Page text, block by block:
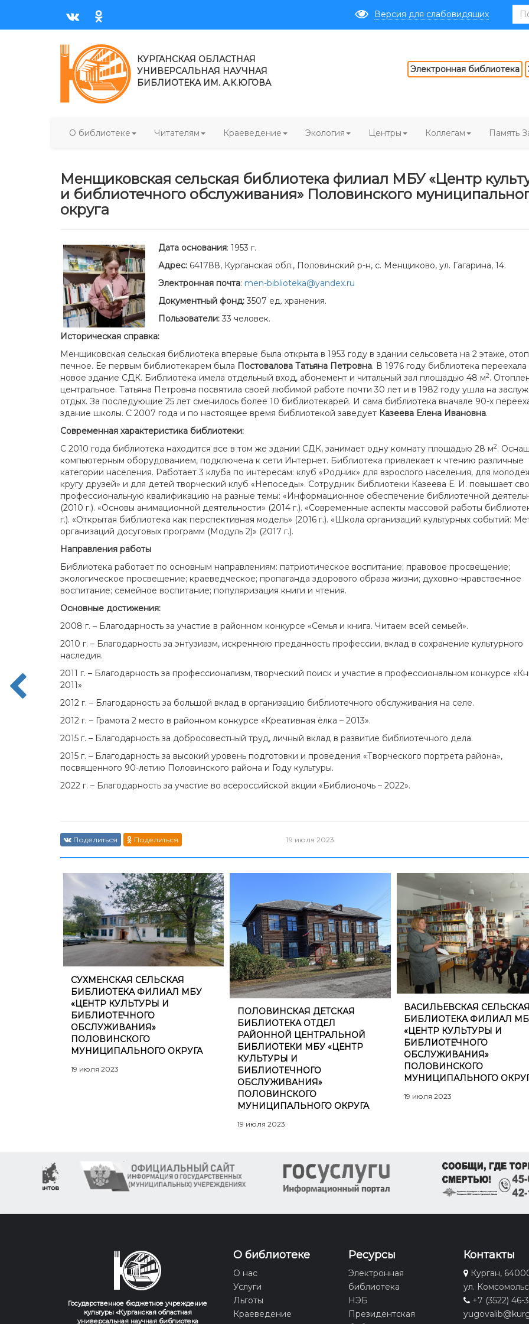
Версия для слабовидящих
КУРГАНСКАЯ ОБЛАСТНАЯ
УНИВЕРСАЛЬНАЯ НАУЧНАЯ
БИБЛИОТЕКА ИМ. А.К.ЮГОВА
Электронная библиотека
О библиотеке Читателям Краеведение Экология Центры Коллегам Память
​Менщиковская сельская библиотека филиал МБУ «Центр
и библиотечного обслуживания» Половинского
округа
Дата основания: 1953 г.
Адрес:641788, Курганская обл., Половинский р-н, с. Менщиково, ул. Гагарина, 14.
Электронная почта: men-biblioteka@yandex.ru
Документный фонд:3507 ед. хранения.
Пользователи:33 человек.
Историческая справка:
Менщиковская сельская библиотека впервые была открыта в 1953 году в здании сельсовета на 2 этаже,
печное. Ее первым библиотекарем была Постовалова Татьяна Петровна. В 1976 году библиотека переехала
новое здание СДК. Библиотека имела отдельный вход, абонемент и читальный зал площадью 48 м2.
центральное. Татьяна Петровна посвятила своей любимой работе почти 30 лет и в 1982 году ушла на
отдых. За последующие 25 лет сменилось более 10 библиотекарей. И сама библиотека вначале 90-х
здание школы. С 2007 года и по настоящее время библиотекой заведует Казеева Елена Ивановна.
Современная характеристика библиотеки:
С 2010 года библиотека находится все в том же здании СДК, занимает одну комнату площадью 28 м2.
компьютерным оборудованием, подключена к сети Интернет. Библиотека привлекает к чтению различные
категории населения. Работает 3 клуба по интересам: клуб «Родник» для взрослого населения, для
кругу друзей» и для детей творческий клуб «Непоседы». Сотрудник библиотеки Казеева Е. И. повышает
профессиональную квалификацию на разные темы: «Информационное обеспечение библиотечной
(2010 г.). «Основы анимационной деятельности» (2014 г.). «Современные аспекты массовой работы
г.). «Открытая библиотека как перспективная модель» (2016 г.). «Школа организаций культурных событий:
организаций досуговых программ (Модуль 2)» (2017 г.).
Направления работы
Библиотека работает по основным направлениям: патриотическое воспитание; правовое просвещение;
экологическое просвещение; краеведческое; пропаганда здорового образа жизни; духовно-нравственное
воспитание; семейное воспитание; популяризация книги и чтения.
Основные достижения:
2008 г. – Благодарность за участие в районном конкурсе «Семья и книга. Читаем всей семьей».
2010 г. – Благодарность за энтузиазм, искреннюю преданность профессии, вклад в сохранение культурного
наследия.
2011 г. – Благодарность за профессионализм, творческий поиск и участие в профессиональном конкурсе
2011»
2012 г. – Благодарность за большой вклад в организацию библиотечного обслуживания на селе.
2012 г. – Грамота 2 место в районном конкурсе «Креативная ёлка – 2013».
2015 г. – Благодарность за добросовестный труд, личный вклад в развитие библиотечного дела.
2015 г. – Благодарность за высокий уровень подготовки и проведения «Творческого портрета района»,
посвященного 90-летию Половинского района и Году культуры.
2022 г. – Благодарность за участие во всероссийской акции «Библионочь – 2022».
Поделиться Поделиться 19 июля 2023
​СУХМЕНСКАЯ СЕЛЬСКАЯ
БИБЛИОТЕКА ФИЛИАЛ МБУ
«ЦЕНТР КУЛЬТУРЫ И
БИБЛИОТЕЧНОГО
ОБСЛУЖИВАНИЯ»
ПОЛОВИНСКОГО
МУНИЦИПАЛЬНОГО ОКРУГА
19 июля 2023
​ПОЛОВИНСКАЯ ДЕТСКАЯ
БИБЛИОТЕКА ОТДЕЛ
РАЙОННОЙ ЦЕНТРАЛЬНОЙ
БИБЛИОТЕКИ МБУ «ЦЕНТР
КУЛЬТУРЫ И
БИБЛИОТЕЧНОГО
ОБСЛУЖИВАНИЯ»
ПОЛОВИНСКОГО
МУНИЦИПАЛЬНОГО ОКРУГА
19 июля 2023
​ВАСИЛЬЕВСКАЯ
БИБЛИОТЕКА ФИЛИАЛ
«ЦЕНТР КУЛЬТУРЫ И
БИБЛИОТЕЧНОГО
ОБСЛУЖИВАНИЯ»
ПОЛОВИНСКОГО
МУНИЦИПАЛЬНОГО
19 июля 2023
Государственное бюджетное учреждение
культуры «Курганская областная
универсальная научная библиотека
О библиотеке
О нас
Услуги
Льготы
Краеведение
Ресурсы
Электронная
библиотека
НЭБ
Президентская
Контакты
Курган,
ул.
+7 (3522) 46-